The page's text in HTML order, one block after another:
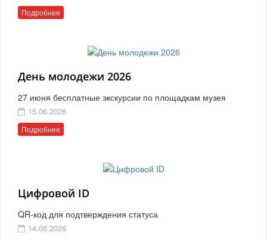
Подробнее
День молодежи 2026
27 июня бесплатные экскурсии по площадкам музея
15.06.2026
Подробнее
Цифровой ID
QR-код для подтверждения статуса
14.06.2026